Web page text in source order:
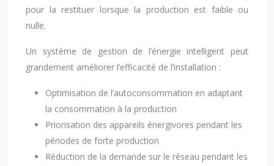
pour la restituer lorsque la production est faible ou
nulle.
Un système de gestion de l’énergie intelligent peut
grandement améliorer l’efficacité de l’installation :
Optimisation de l’autoconsommation en adaptant
la consommation à la production
Priorisation des appareils énergivores pendant les
périodes de forte production
Réduction de la demande sur le réseau pendant les